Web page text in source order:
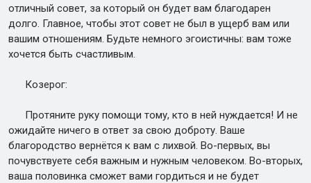
отличный совет, за который он будет вам благодарен
долго. Главное, чтобы этот совет не был в ущерб вам или
вашим отношениям. Будьте немного эгоистичны: вам тоже
хочется быть счастливым.
Козерог:
Протяните руку помощи тому, кто в ней нуждается! И не
ожидайте ничего в ответ за свою доброту. Ваше
благородство вернётся к вам с лихвой. Во-первых, вы
почувствуете себя важным и нужным человеком. Во-вторых,
ваша половинка сможет вами гордиться и не будет